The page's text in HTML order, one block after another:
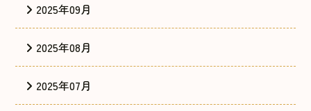
2025年09月
2025年08月
2025年07月